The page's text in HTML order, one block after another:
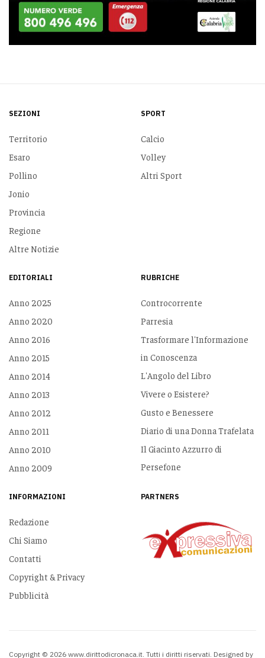
SEZIONI
Territorio
Esaro
Pollino
Jonio
Provincia
Regione
Altre Notizie
SPORT
Calcio
Volley
Altri Sport
EDITORIALI
Anno 2025
Anno 2020
Anno 2016
Anno 2015
Anno 2014
Anno 2013
Anno 2012
Anno 2011
Anno 2010
Anno 2009
RUBRICHE
Controcorrente
Parresia
Trasformare l'Informazione
in Conoscenza
L'Angolo del Libro
Vivere o Esistere?
Gusto e Benessere
Diario di una Donna Trafelata
Il Giacinto Azzurro di
Persefone
INFORMAZIONI
Redazione
Chi Siamo
Contatti
Copyright & Privacy
Pubblicità
PARTNERS
Copyright © 2026 www.dirittodicronaca.it. Tutti i diritti riservati. Designed by